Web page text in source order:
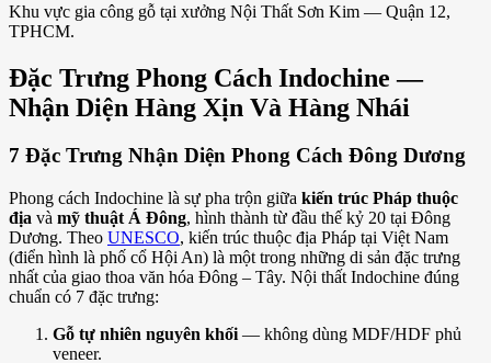
Khu vực gia công gỗ tại xưởng Nội Thất Sơn Kim — Quận 12,
TPHCM.
Đặc Trưng Phong Cách Indochine —
Nhận Diện Hàng Xịn Và Hàng Nhái
7 Đặc Trưng Nhận Diện Phong Cách Đông Dương
Phong cách Indochine là sự pha trộn giữa kiến trúc Pháp thuộc
địa và mỹ thuật Á Đông, hình thành từ đầu thế kỷ 20 tại Đông
Dương. Theo UNESCO, kiến trúc thuộc địa Pháp tại Việt Nam
(điển hình là phố cổ Hội An) là một trong những di sản đặc trưng
nhất của giao thoa văn hóa Đông – Tây. Nội thất Indochine đúng
chuẩn có 7 đặc trưng:
Gỗ tự nhiên nguyên khối — không dùng MDF/HDF phủ
veneer.